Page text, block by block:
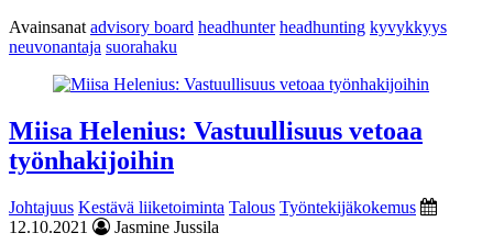
Avainsanat advisory board headhunter headhunting kyvykkyys
neuvonantaja suorahaku
Miisa Helenius: Vastuullisuus vetoaa
työnhakijoihin
Johtajuus Kestävä liiketoiminta Talous Työntekijäkokemus
12.10.2021
Jasmine Jussila